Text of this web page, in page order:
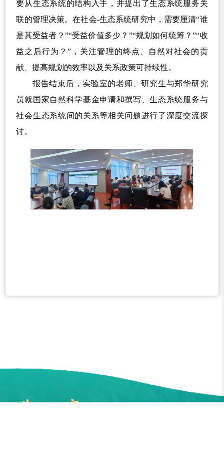
要从生态系统的结构入手，并提出了生态系统服务关
联的管理决策。在社会-生态系统研究中，需要厘清“谁
是其受益者？”“受益价值多少？”“规划如何统筹？”“收
益之后行为？”，关注管理的终点、自然对社会的贡
献、提高规划的效率以及关系政策可持续性。
报告结束后，实验室的老师、研究生与郑华研究
员就国家自然科学基金申请和撰写、生态系统服务与
社会生态系统间的关系等相关问题进行了深度交流探
讨。